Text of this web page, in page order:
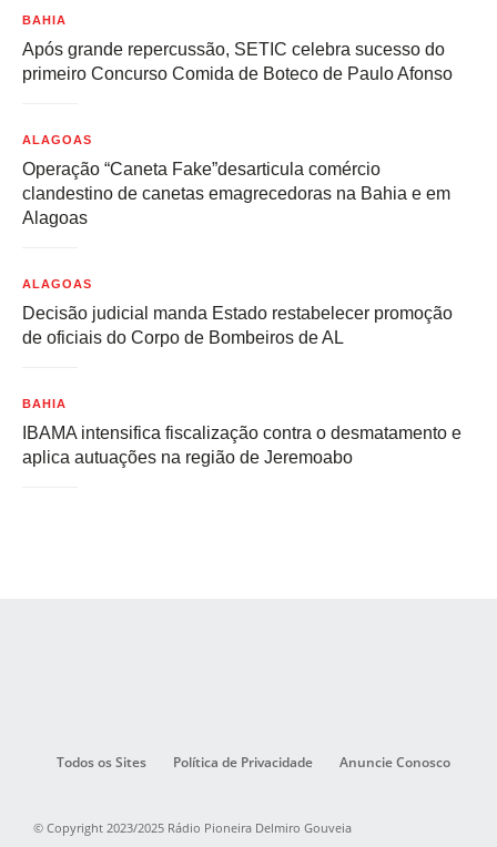
BAHIA
Após grande repercussão, SETIC celebra sucesso do
primeiro Concurso Comida de Boteco de Paulo Afonso
ALAGOAS
Operação “Caneta Fake”desarticula comércio
clandestino de canetas emagrecedoras na Bahia e em
Alagoas
ALAGOAS
Decisão judicial manda Estado restabelecer promoção
de oficiais do Corpo de Bombeiros de AL
BAHIA
IBAMA intensifica fiscalização contra o desmatamento e
aplica autuações na região de Jeremoabo
Todos os Sites Política de Privacidade Anuncie Conosco
© Copyright 2023/2025 Rádio Pioneira Delmiro Gouveia